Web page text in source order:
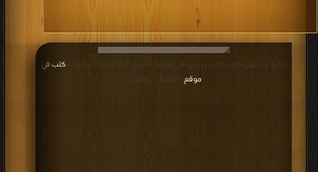
قراءة و تحميل كتاب كتاب دروس فى البلاغة العربية PDF مجانا | مكتبة >
كتب في
موقع
| التحميل : مرة/مرات